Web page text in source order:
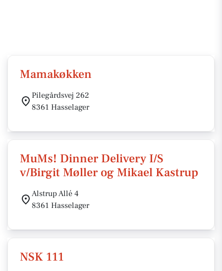
Mamakøkken
Pilegårdsvej 262
8361 Hasselager
MuMs! Dinner Delivery I/S
v/Birgit Møller og Mikael Kastrup
Alstrup Allé 4
8361 Hasselager
NSK 111